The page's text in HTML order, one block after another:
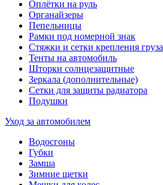
Оплётки на руль
Органайзеры
Пепельницы
Рамки под номерной знак
Стяжки и сетки крепления груза
Тенты на автомобиль
Шторки солнцезащитные
Зеркала (дополнительные)
Сетки для защиты радиатора
Подушки
Уход за автомобилем
Водосгоны
Губки
Замша
Зимние щетки